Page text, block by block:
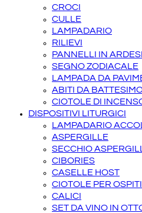
CROCI
CULLE
LAMPADARIO
RILIEVI
PANNELLI IN
SEGNO ZODIACALE
LAMPADA DA
ABITI DA
CIOTOLE DI
DISPOSITIVI LITURGICI
LAMPADARIO
ASPERGILLE
SECCHIO
CIBORIES
CASELLE HOST
CIOTOLE PER OSPITI
CALICI
SET DA VINO IN